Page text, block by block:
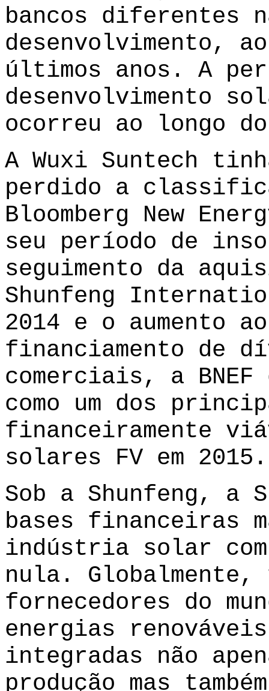
bancos diferentes
desenvolvimento,
últimos anos. A
desenvolvimento
ocorreu ao longo
A Wuxi Suntech
perdido a
Bloomberg New
seu período de
seguimento da
Shunfeng
2014 e o aumento
financiamento de
comerciais, a
como um dos
financeiramente
solares FV em 2015.
Sob a Shunfeng, a
bases financeiras
indústria solar
nula.
fornecedores do
energias
integradas não
produção mas